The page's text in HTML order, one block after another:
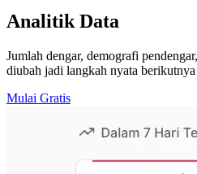
Analitik Data
Jumlah dengar, demografi
diubah jadi langkah nyata berikutnya
Mulai Gratis